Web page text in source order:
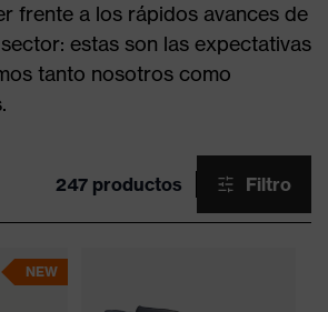
frente a los rápidos avances de
estas son las expectativas
tanto nosotros como
247 productos Filtro
NEW